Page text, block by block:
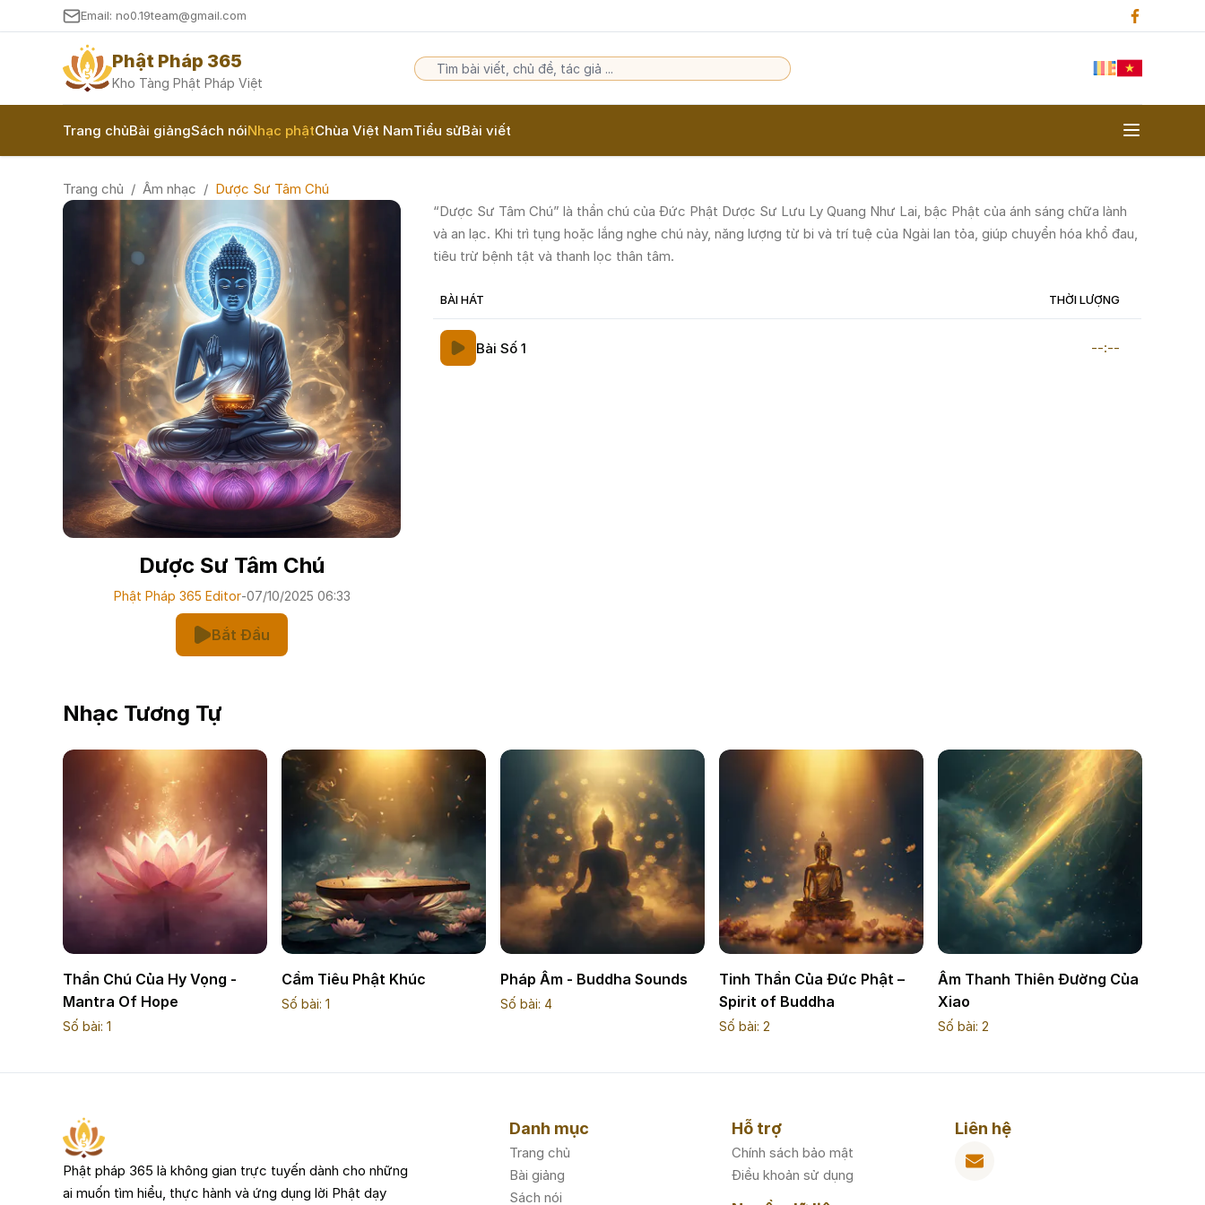
Email: no0.19team@gmail.com
Phật Pháp 365
Kho Tàng Phật Pháp Việt
Trang chủBài giảngSách nóiNhạc phậtChùa Việt NamTiểu sửBài viết
Trang chủ / Âm nhạc / Dược Sư Tâm Chú
Dược Sư Tâm Chú
Phật Pháp 365 Editor-07/10/2025 06:33
Bắt Đầu
“Dược Sư Tâm Chú” là thần chú của Đức Phật Dược Sư Lưu Ly Quang Như Lai, bậc Phật của ánh sáng chữa lành
và an lạc. Khi trì tụng hoặc lắng nghe chú này, năng lượng từ bi và trí tuệ của Ngài lan tỏa, giúp chuyển hóa khổ đau,
tiêu trừ bệnh tật và thanh lọc thân tâm.
BÀI HÁT THỜI LƯỢNG
Bài Số 1 --:--
Nhạc Tương Tự
Thần Chú Của Hy Vọng -
Mantra Of Hope
Số bài: 1
Cầm Tiêu Phật Khúc
Số bài: 1
Pháp Âm - Buddha Sounds
Số bài: 4
Tinh Thần Của Đức Phật –
Spirit of Buddha
Số bài: 2
Âm Thanh Thiên Đường Của
Xiao
Số bài: 2
Phật pháp 365 là không gian trực tuyến dành cho những
ai muốn tìm hiểu, thực hành và ứng dụng lời Phật dạy
Danh mục
Trang chủ
Bài giảng
Sách nói
Hỗ trợ
Chính sách bảo mật
Điều khoản sử dụng
Liên hệ